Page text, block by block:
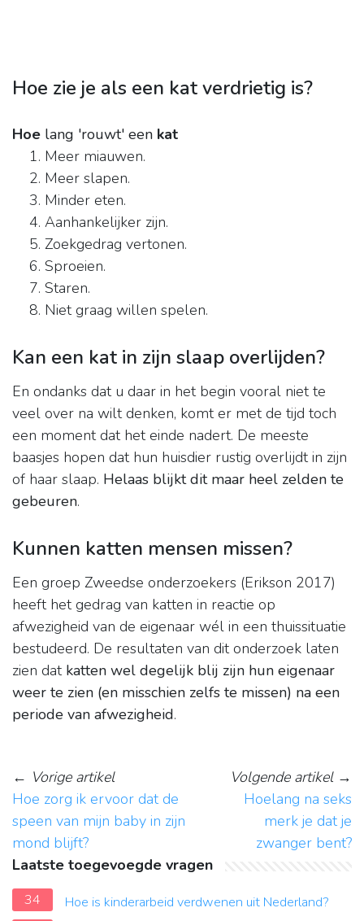
Hoe zie je als een kat verdrietig is?
Hoe lang 'rouwt' een kat
Meer miauwen.
Meer slapen.
Minder eten.
Aanhankelijker zijn.
Zoekgedrag vertonen.
Sproeien.
Staren.
Niet graag willen spelen.
Kan een kat in zijn slaap overlijden?
En ondanks dat u daar in het begin vooral niet te
veel over na wilt denken, komt er met de tijd toch
een moment dat het einde nadert. De meeste
baasjes hopen dat hun huisdier rustig overlijdt in zijn
of haar slaap. Helaas blijkt dit maar heel zelden te
gebeuren.
Kunnen katten mensen missen?
Een groep Zweedse onderzoekers (Erikson 2017)
heeft het gedrag van katten in reactie op
afwezigheid van de eigenaar wél in een thuissituatie
bestudeerd. De resultaten van dit onderzoek laten
zien dat katten wel degelijk blij zijn hun eigenaar
weer te zien (en misschien zelfs te missen) na een
periode van afwezigheid.
← Vorige artikel
Hoe zorg ik ervoor dat de
speen van mijn baby in zijn
mond blijft?
Volgende artikel→
Hoelang na seks
merk je dat je
zwanger bent?
Laatste toegevoegde vragen
34
Hoe is kinderarbeid verdwenen uit Nederland?